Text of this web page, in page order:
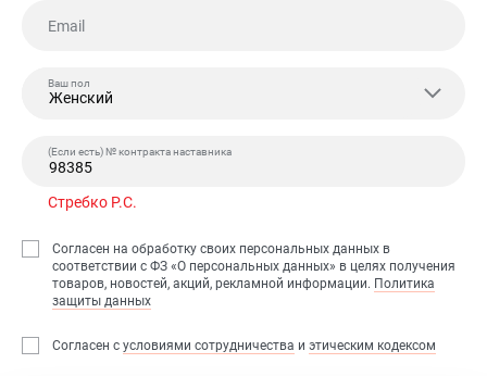
Email
Ваш пол
Женский
(Если есть) № контракта наставника
Стребко Р.С.
Согласен на обработку своих персональных данных в
соответствии с ФЗ «О персональных данных» в целях получения
товаров, новостей, акций, рекламной информации. Политика
защиты данных
Согласен с условиями сотрудничества и этическим кодексом